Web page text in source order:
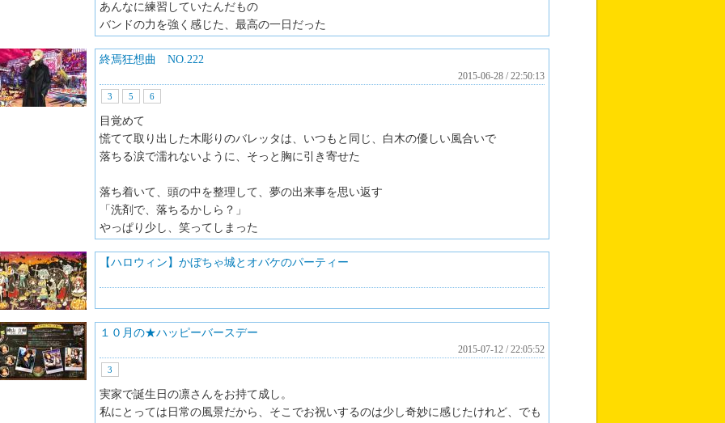
あんなに練習していたんだもの
バンドの力を強く感じた、最高の一日だった
終焉狂想曲 NO.222
2015-06-28 / 22:50:13
3 5 6
目覚めて
慌てて取り出した木彫りのバレッタは、いつもと同じ、白木の優しい風合いで
落ちる涙で濡れないように、そっと胸に引き寄せた
落ち着いて、頭の中を整理して、夢の出来事を思い返す
「洗剤で、落ちるかしら？」
やっぱり少し、笑ってしまった
【ハロウィン】かぼちゃ城とオバケのパーティー
１０月の★ハッピーバースデー
2015-07-12 / 22:05:52
3
実家で誕生日の凛さんをお持て成し。
私にとっては日常の風景だから、そこでお祝いするのは少し奇妙に感じたけれど、でも